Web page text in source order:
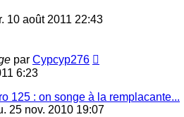
10 août 2011 22:43
par Cypcyp276
6:23
125 : on songe à la remplacante...
25 nov. 2010 19:07